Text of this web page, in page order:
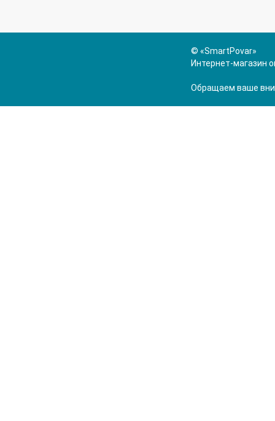
© «SmartPovar»
Интернет-магазин
Обращаем ваше